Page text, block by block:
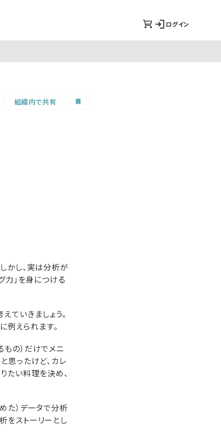
ログイン
組織内で共有
かし、実は分析が
力」を身につける
ていきましょう。
例えられます。
の）だけでメニ
思ったけど、カレ
たい料理を決め、
た）データで分析
をストーリーとし